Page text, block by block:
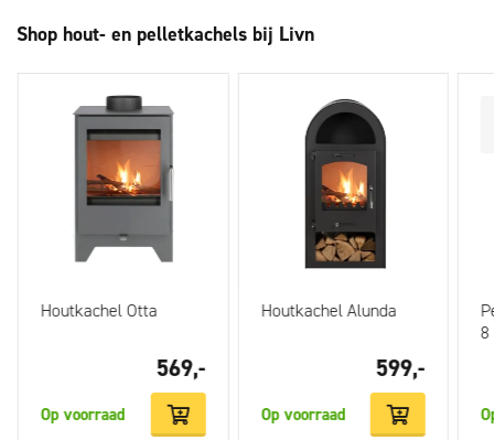
Shop hout- en pelletkachels bij Livn
Houtkachel Otta
569,-
Op voorraad
Houtkachel Alunda
599,-
Op voorraad
8